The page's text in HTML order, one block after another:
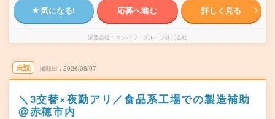
気になる! 応募へ進む 詳しく見る
派遣会社 マンパワーグループ株式会社
未読 掲載日 2026/08/07
＼3交替×夜勤アリ／食品系工場での製造補助
@赤穂市内